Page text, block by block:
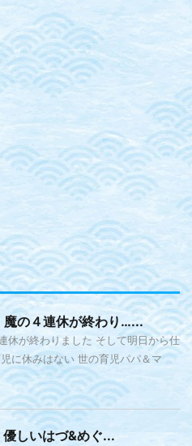
の４連休が終わり…...
休が終わりました そして明日から仕
に休みはない 世の育児パパ＆マ
しいはづ&めぐ...